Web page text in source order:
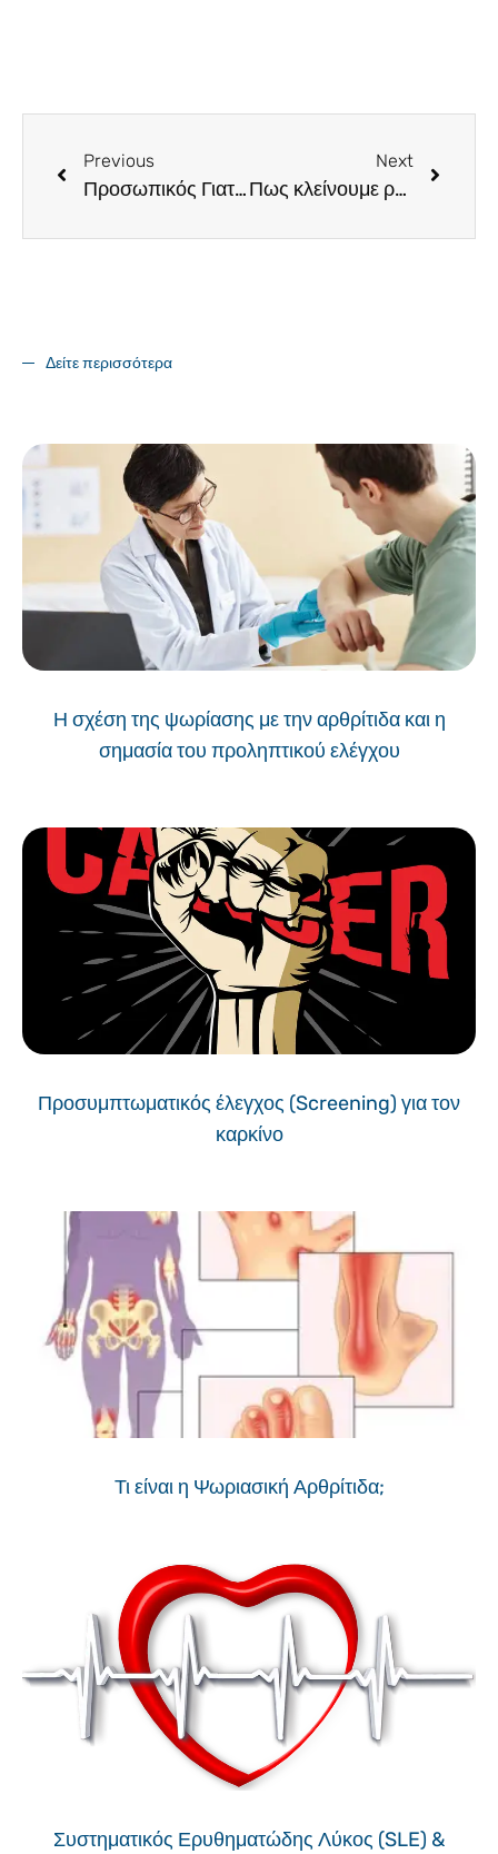
Previous
Προσωπικός Γιατρός: Ποιός και πως μπορεί να εγγραφεί
Next
Πως κλείνουμε ραντεβού στον Προσωπικό Ιατρό και σε άλλες δομές ΠΦΥ
Δείτε περισσότερα
Η σχέση της ψωρίασης με την αρθρίτιδα και η
σημασία του προληπτικού ελέγχου
Προσυμπτωματικός έλεγχος (Screening) για τον
καρκίνο
Τι είναι η Ψωριασική Αρθρίτιδα;
Συστηματικός Ερυθηματώδης Λύκος (SLE) &